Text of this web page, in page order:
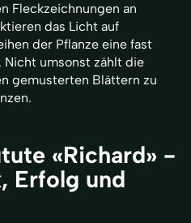
Fleckzeichnungen an
das Licht auf
der Pflanze eine fast
Nicht umsonst zählt die
gemusterten Blättern zu
«Richard» -
Erfolg und